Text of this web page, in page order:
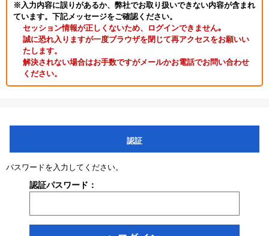
※入力内容に誤りがあるか、弊社でお取り扱いできない内容が含まれ
ています。下記メッセージをご確認ください。
セッション情報が正しくないため、ログインできません｡
誠に恐れ入りますが一度ブラウザを閉じて再アクセスをお願いい
たします。
解決されない場合はお手数ですがメールかお電話でお問い合わせ
ください。
認証
パスワードを入力してください。
認証パスワード：